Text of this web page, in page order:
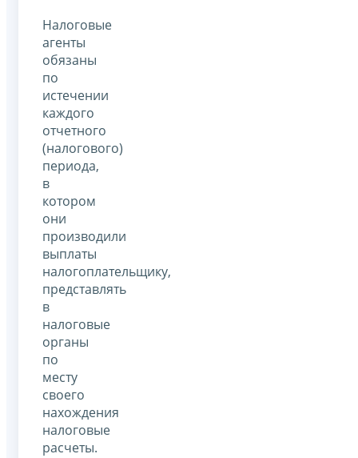
Налоговые
агенты
обязаны
по
истечении
каждого
отчетного
(налогового)
периода,
в
котором
они
производили
выплаты
налогоплательщику,
представлять
в
налоговые
органы
по
месту
своего
нахождения
налоговые
расчеты.